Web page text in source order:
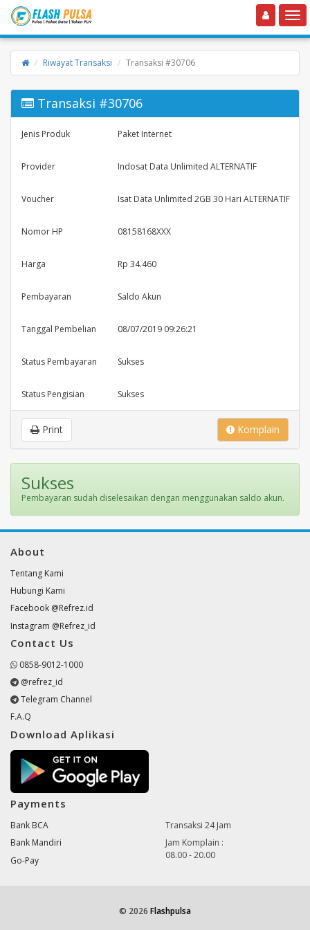
Toggle navigation
Riwayat Transaksi Transaksi #30706
Transaksi #30706
Jenis Produk Paket Internet
Provider Indosat Data Unlimited ALTERNATIF
Voucher Isat Data Unlimited 2GB 30 Hari ALTERNATIF
Nomor HP 08158168XXX
Harga Rp 34.460
Pembayaran Saldo Akun
Tanggal Pembelian 08/07/2019 09:26:21
Status Pembayaran Sukses
Status Pengisian Sukses
Komplain
Print
Sukses
Pembayaran sudah diselesaikan dengan menggunakan saldo akun.
About
Tentang Kami
Hubungi Kami
Facebook @Refrez.id
Instagram @Refrez_id
Contact Us
0858-9012-1000
@refrez_id
Telegram Channel
F.A.Q
Download Aplikasi
Payments
Bank BCA
Bank Mandiri
Go-Pay
Transaksi 24 Jam
Jam Komplain :
08.00 - 20.00
© 2026 Flashpulsa